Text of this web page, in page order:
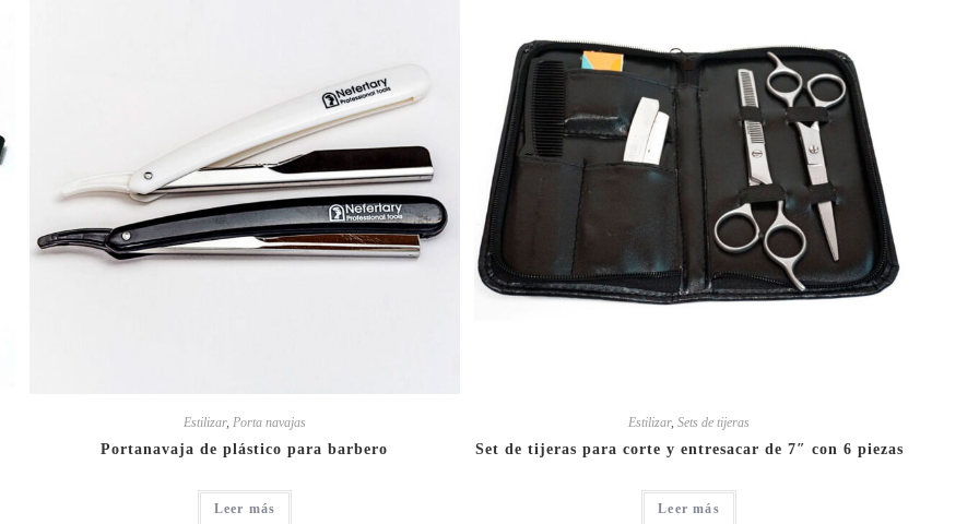
Estilizar, Porta navajas
Portanavaja de plástico para barbero
Leer más
Estilizar,Sets de tijeras
Set de tijeras para corte y entresacar de 7″ con 6 piezas
Leer más